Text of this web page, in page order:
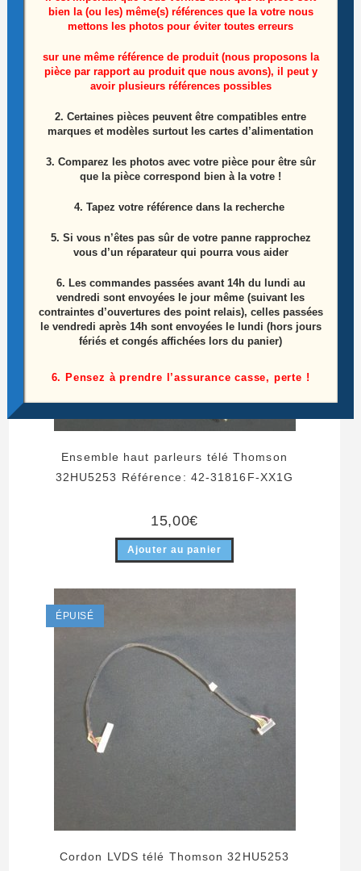
Module de commandes télé Thomson 32HU5253
Référence: 40-E5300A-KEA2XG
15,00€
Ensemble haut parleurs télé Thomson
32HU5253 Référence: 42-31816F-XX1G
15,00€
Ajouter au panier
ÉPUISÉ
Cordon LVDS télé Thomson 32HU5253
bien la (ou les) même(s) références que la votre nous
mettons les photos pour éviter toutes erreurs
sur une même référence de produit (nous proposons la
pièce par rapport au produit que nous avons), il peut y
avoir plusieurs références possibles
2. Certaines pièces peuvent être compatibles entre
marques et modèles surtout les cartes d’alimentation
3. Comparez les photos avec votre pièce pour être sûr
que la pièce correspond bien à la votre !
4. Tapez votre référence dans la recherche
5. Si vous n’êtes pas sûr de votre panne rapprochez
vous d’un réparateur qui pourra vous aider
6. Les commandes passées avant 14h du lundi au
vendredi sont envoyées le jour même (suivant les
contraintes d’ouvertures des point relais), celles passées
le vendredi après 14h sont envoyées le lundi (hors jours
fériés et congés affichées lors du panier)
6. Pensez à prendre l’assurance casse, perte !